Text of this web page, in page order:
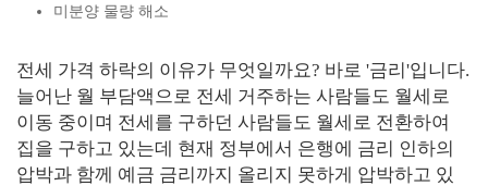
미분양 물량 해소
전세 가격 하락의 이유가 무엇일까요? 바로 '금리'입니다.
늘어난 월 부담액으로 전세 거주하는 사람들도 월세로
이동 중이며 전세를 구하던 사람들도 월세로 전환하여
집을 구하고 있는데 현재 정부에서 은행에 금리 인하의
압박과 함께 예금 금리까지 올리지 못하게 압박하고 있